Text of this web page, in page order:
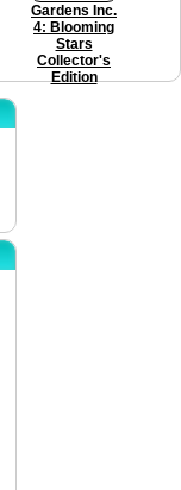
Gardens Inc.
4: Blooming
Stars
Collector's
Edition